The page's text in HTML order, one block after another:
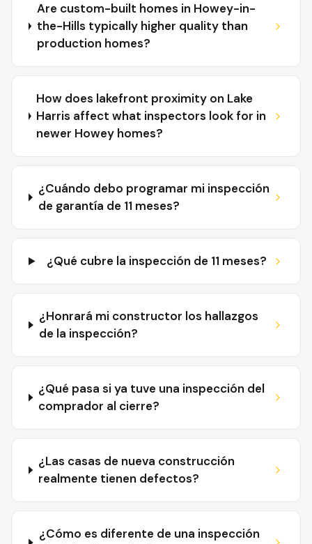
Are custom-built homes in Howey-in-
the-Hills typically higher quality than
production homes?
How does lakefront proximity on Lake
Harris affect what inspectors look for in
newer Howey homes?
¿Cuándo debo programar mi inspección
de garantía de 11 meses?
¿Qué cubre la inspección de 11 meses?
¿Honrará mi constructor los hallazgos
de la inspección?
¿Qué pasa si ya tuve una inspección del
comprador al cierre?
¿Las casas de nueva construcción
realmente tienen defectos?
¿Cómo es diferente de una inspección